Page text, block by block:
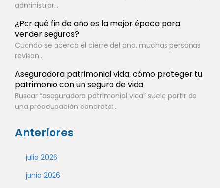
administrar...
¿Por qué fin de año es la mejor época para
vender seguros?
Cuando se acerca el cierre del año, muchas personas
revisan...
Aseguradora patrimonial vida: cómo proteger tu
patrimonio con un seguro de vida
Buscar “aseguradora patrimonial vida” suele partir de
una preocupación concreta:...
Anteriores
julio 2026
junio 2026